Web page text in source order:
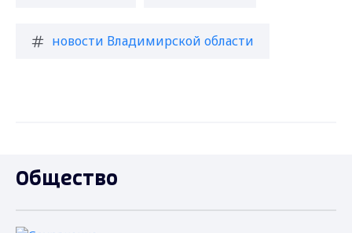
новости Владимирской области
Общество